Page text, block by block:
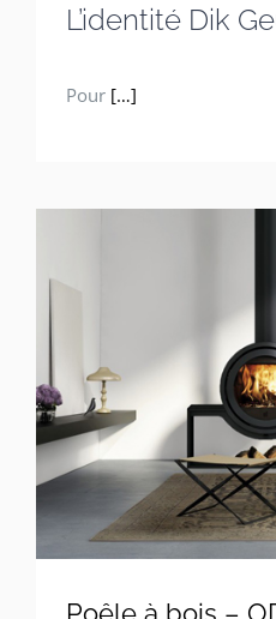
L’identité Dik
Pour […]
Poêle à bois –